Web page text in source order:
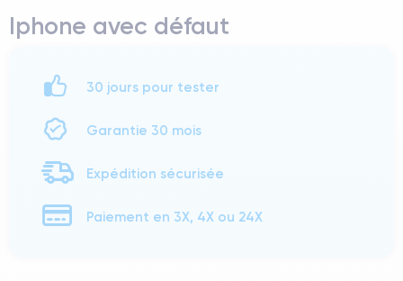
Iphone avec défaut
30 jours pour tester
Garantie 30 mois
Expédition sécurisée
Paiement en 3X, 4X ou 24X